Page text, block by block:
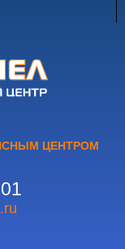
ЦЕНТРОМ